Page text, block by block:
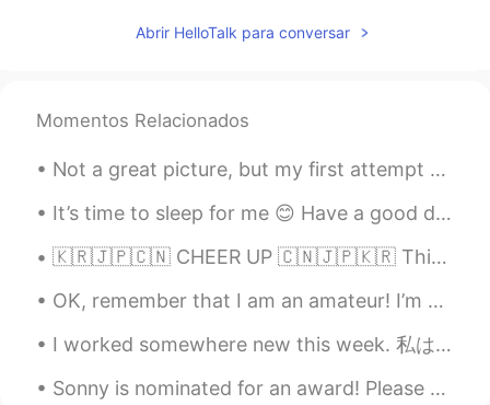
Queenkiyoumi 2019.04.04 20:30
Bonjour, jem'appelle Shaolan
J’ai 17 ans.
Je veux faire des amis, messagemoi!
Je veuxme faire des amis,envoyer
moi unmessage
こんにちは、私はシャオランです！
私は17歳です！
友だちなりたいです!
Abrir HelloTalk para conversar
Momentos Relacionados
Not a great picture, but my first attempt at Japanese style curry. Im excited about all of the co...
It’s time to sleep for me 😊 Have a good day/ night everyone 💜 I will wake up again to “battery ...
🇰🇷🇯🇵🇨🇳 CHEER UP 🇨🇳🇯🇵🇰🇷 This is an emotional post. I spent a lot of time in writing this so I hop...
OK, remember that I am an amateur! I’m not Japanese so this is only the second time I’ve made oko...
I worked somewhere new this week. 私は今週新しいところで働いた。 Someone travelled 5,000 miles to see me for 3 ...
Sonny is nominated for an award! Please vote for him to win! 손흥민 선수가 수상 후보에 올랐어요! 그가 이기도록 투표해 주세...